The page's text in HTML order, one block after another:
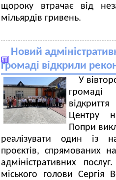
щороку втрачає від
мільярдів гривень.
Новий
громаді відкрили
У
громаді
Центру
Попри
реалізувати один із
проєктів, спрямованих
адміністративних
міського голови Сергія